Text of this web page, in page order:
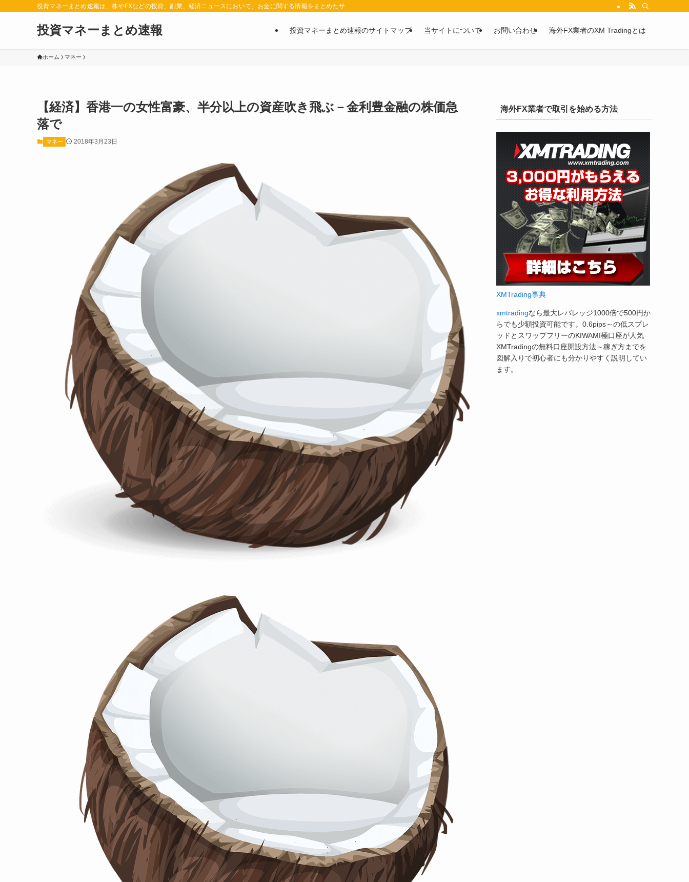
投資マネーまとめ速報は、株やFXなどの投資、副業、経済ニュースにおいて、お金に関する情報をまとめたサイトです。お金に関する情報の口コミや評判を2chや5chからピックアップしています。
投資マネーまとめ速報 投資マネーまとめ速報のサイトマップ 当サイトについて お問い合わせ 海外FX業者のXM Tradingとは
ホーム マネー
【経済】香港一の女性富豪、半分以上の資産吹き飛ぶ－金利豊金融の株価急
落で
マネー 2018年3月23日
海外FX業者で取引を始める方法
XMTrading事典
xmtradingなら最大レバレッジ1000倍で500円か
らでも少額投資可能です。0.6pips～の低スプレ
ッドとスワップフリーのKIWAMI極口座が人気
XMTradingの無料口座開設方法～稼ぎ方までを
図解入りで初心者にも分かりやすく説明してい
ます。